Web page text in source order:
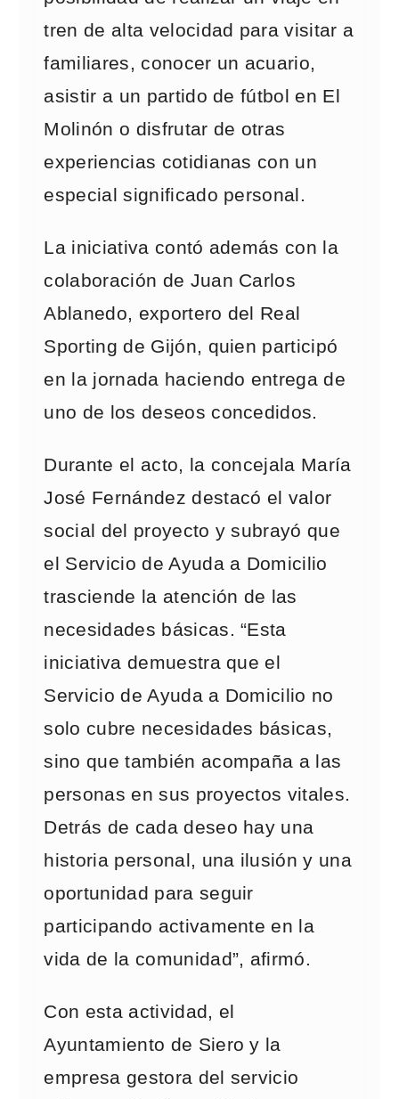
tren de alta velocidad para visitar a
familiares, conocer un acuario,
asistir a un partido de fútbol en El
Molinón o disfrutar de otras
experiencias cotidianas con un
especial significado personal.
La iniciativa contó además con la
colaboración de Juan Carlos
Ablanedo, exportero del Real
Sporting de Gijón, quien participó
en la jornada haciendo entrega de
uno de los deseos concedidos.
Durante el acto, la concejala María
José Fernández destacó el valor
social del proyecto y subrayó que
el Servicio de Ayuda a Domicilio
trasciende la atención de las
necesidades básicas. “Esta
iniciativa demuestra que el
Servicio de Ayuda a Domicilio no
solo cubre necesidades básicas,
sino que también acompaña a las
personas en sus proyectos vitales.
Detrás de cada deseo hay una
historia personal, una ilusión y una
oportunidad para seguir
participando activamente en la
vida de la comunidad”, afirmó.
Con esta actividad, el
Ayuntamiento de Siero y la
empresa gestora del servicio